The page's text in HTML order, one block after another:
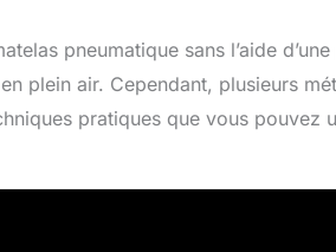
pneumatique sans l’aide
plein air. Cependant, plusieurs
pratiques que vous pouvez